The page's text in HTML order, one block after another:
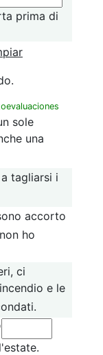
prima di
sole
una
tagliarsi i
accorto
ho
ci
e le